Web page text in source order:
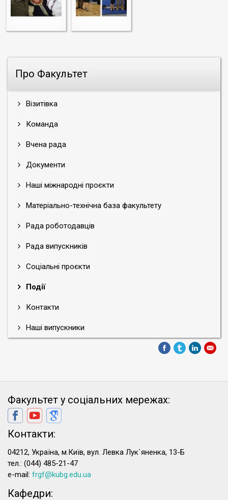
Про Факультет
Візитівка
Команда
Вчена рада
Документи
Наші міжнародні проєкти
Матеріально-технічна база факультету
Рада роботодавців
Рада випускників
Соціальні проєкти
Події
Контакти
Наші випускники
Факультет у соціальних мережах:
Контакти:
04212, Україна, м.Київ, вул. Левка Лук`яненка, 13-Б
тел.: (044) 485-21-47
e-mail: frgf@kubg.edu.ua
Кафедри: